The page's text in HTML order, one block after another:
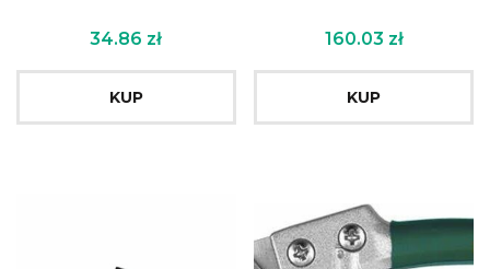
34.86 zł
KUP
160.03 zł
KUP